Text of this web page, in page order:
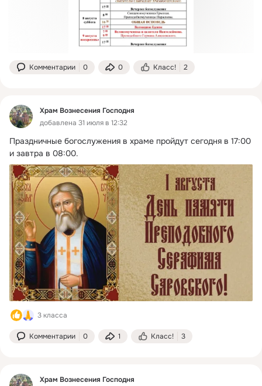
Комментарии 0 0 Класс! 2
Храм Вознесения Господня
добавлена 31 июля в 12:32
Праздничные богослужения в храме пройдут сегодня в 17:00
и завтра в 08:00.
3 класса
Комментарии 0 1 Класс! 3
Храм Вознесения Господня